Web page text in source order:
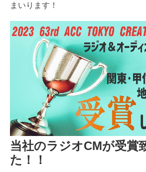
まいります！
当社のラジオCMが受賞
た！！